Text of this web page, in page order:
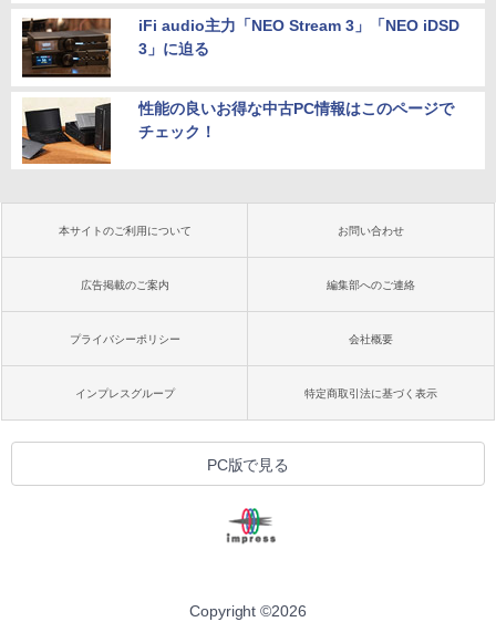
iFi audio主力「NEO Stream 3」「NEO iDSD
3」に迫る
性能の良いお得な中古PC情報はこのページで
チェック！
本サイトのご利用について お問い合わせ
広告掲載のご案内 編集部へのご連絡
プライバシーポリシー 会社概要
インプレスグループ 特定商取引法に基づく表示
PC版で見る
Copyright ©2026